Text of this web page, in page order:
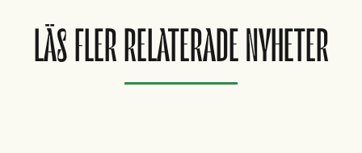
LÄS FLER RELATERADE NYHETER